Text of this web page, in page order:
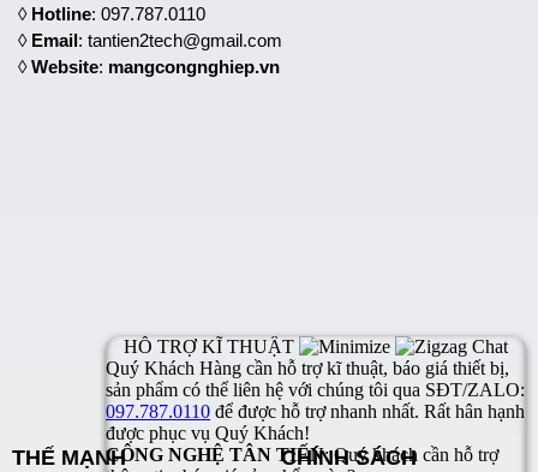
◊ Hotline: 097.787.0110
◊ Email: tantien2tech@gmail.com
◊Website: mangcongnghiep.vn
THẾ MẠNH CHÍNH SÁCH